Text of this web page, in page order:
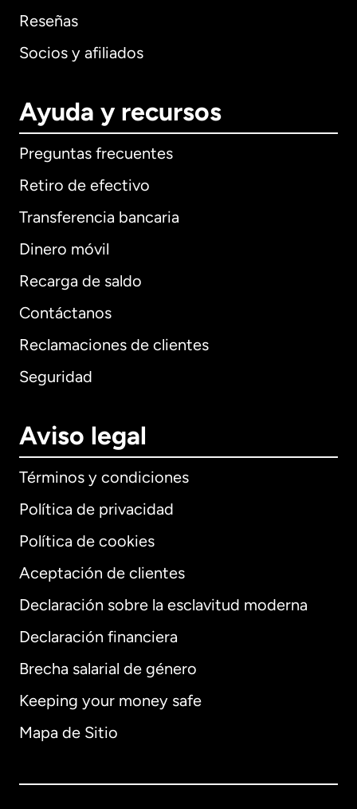
Reseñas
Socios y afiliados
Ayuda y recursos
Preguntas frecuentes
Retiro de efectivo
Transferencia bancaria
Dinero móvil
Recarga de saldo
Contáctanos
Reclamaciones de clientes
Seguridad
Aviso legal
Términos y condiciones
Política de privacidad
Política de cookies
Aceptación de clientes
Declaración sobre la esclavitud moderna
Declaración financiera
Brecha salarial de género
Keeping your money safe
Mapa de Sitio
Internacional English
Alemania